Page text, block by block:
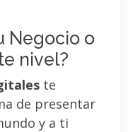
Negocio o
nivel?
te
de presentar
y a ti